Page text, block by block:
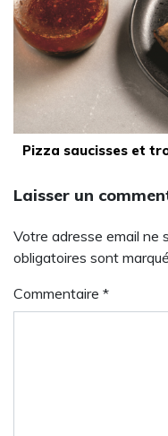
Pizza saucisses et
Laisser un
Votre adresse email ne
obligatoires sont
Commentaire *